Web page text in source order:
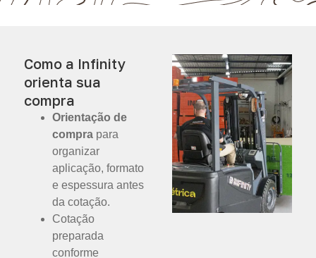
Como a Infinity
orienta sua
compra
Orientação de
compra para
organizar
aplicação, formato
e espessura antes
da cotação.
Cotação
preparada
conforme